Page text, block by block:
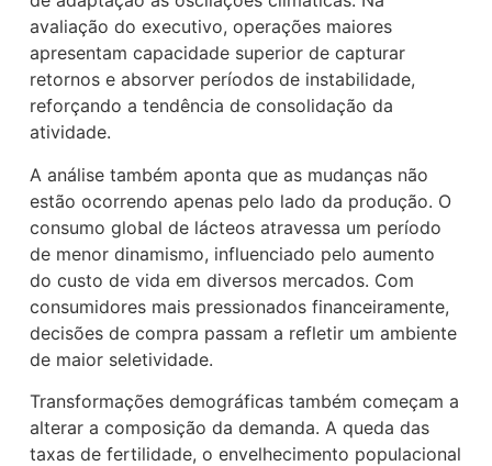
avaliação do executivo, operações maiores
apresentam capacidade superior de capturar
retornos e absorver períodos de instabilidade,
reforçando a tendência de consolidação da
atividade.
A análise também aponta que as mudanças não
estão ocorrendo apenas pelo lado da produção. O
consumo global de lácteos atravessa um período
de menor dinamismo, influenciado pelo aumento
do custo de vida em diversos mercados. Com
consumidores mais pressionados financeiramente,
decisões de compra passam a refletir um ambiente
de maior seletividade.
Transformações demográficas também começam a
alterar a composição da demanda. A queda das
taxas de fertilidade, o envelhecimento populacional